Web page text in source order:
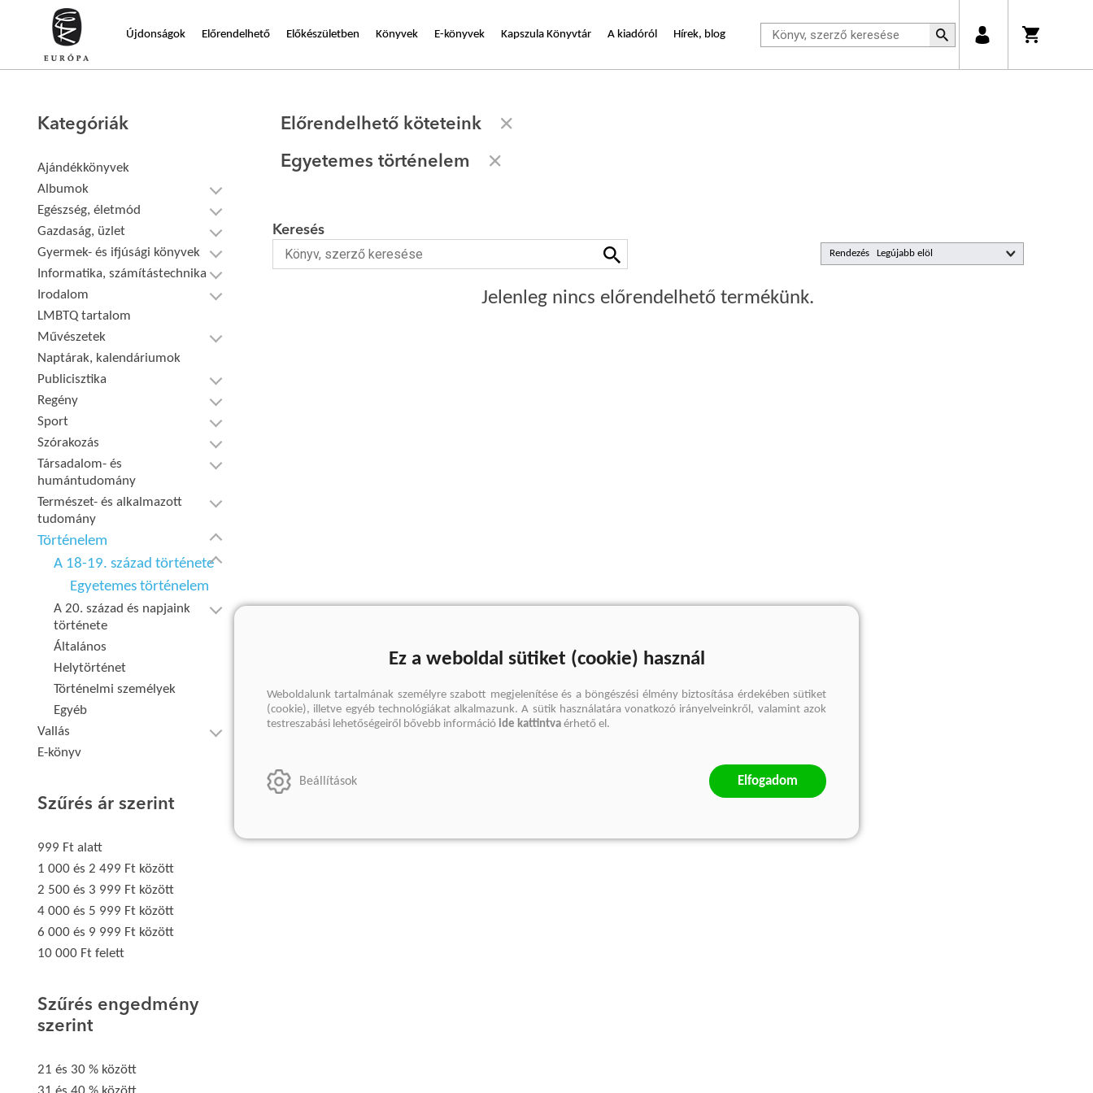
Újdonságok Előrendelhető Előkészületben Könyvek E-könyvek Kapszula Könyvtár A kiadóról Hírek, blog
Kategóriák
Ajándékkönyvek
Albumok
Egészség, életmód
Gazdaság, üzlet
Gyermek- és ifjúsági könyvek
Informatika, számítástechnika
Irodalom
LMBTQ tartalom
Művészetek
Naptárak, kalendáriumok
Publicisztika
Regény
Sport
Szórakozás
Társadalom- és
humántudomány
Természet- és alkalmazott
tudomány
Történelem
A 18-19. század története
Egyetemes történelem
A 20. század és napjaink
története
Általános
Helytörténet
Történelmi személyek
Egyéb
Vallás
E-könyv
Szűrés ár szerint
999 Ft alatt
1 000 és 2 499 Ft között
2 500 és 3 999 Ft között
4 000 és 5 999 Ft között
6 000 és 9 999 Ft között
10 000 Ft felett
Szűrés engedmény
szerint
21 és 30 % között
Előrendelhető köteteink
Egyetemes történelem
Rendezés
Keresés
Jelenleg nincs előrendelhető termékünk.
Ez a weboldal sütiket (cookie) használ
Weboldalunk tartalmának személyre szabott megjelenítése és a böngészési élmény biztosítása érdekében sütiket
(cookie), illetve egyéb technológiákat alkalmazunk. A sütik használatára vonatkozó irányelveinkről, valamint azok
testreszabási lehetőségeiről bővebb információ ide kattintva érhető el.
Beállítások Elfogadom